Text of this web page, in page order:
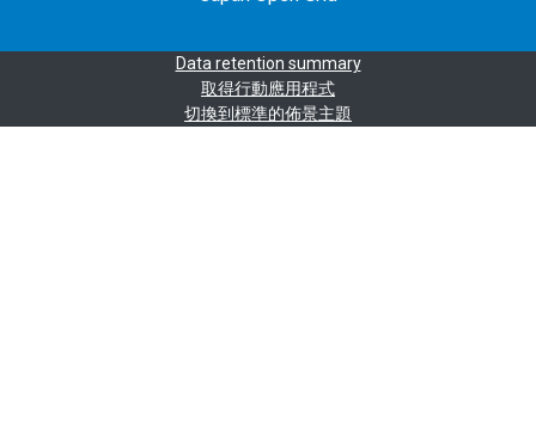
Data retention summary
取得行動應用程式
切換到標準的佈景主題